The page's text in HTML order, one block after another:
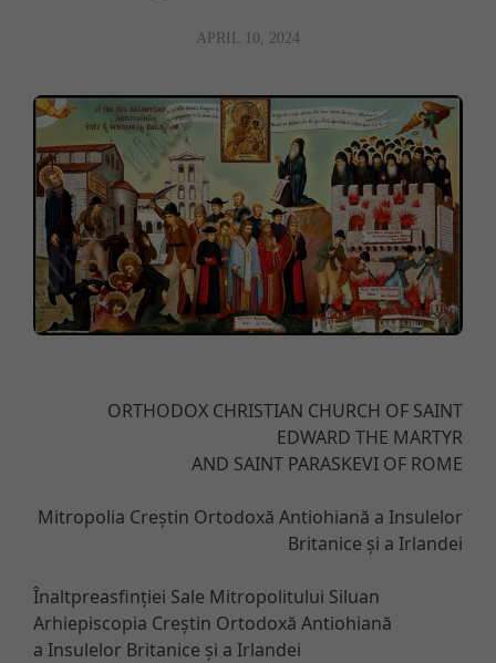
APRIL 10, 2024
ORTHODOX CHRISTIAN CHURCH OF SAINT
EDWARD THE MARTYR
AND SAINT PARASKEVI OF ROME
Mitropolia Creștin Ortodoxă Antiohiană a Insulelor
Britanice și a Irlandei
Înaltpreasfinției Sale Mitropolitului Siluan
Arhiepiscopia Creștin Ortodoxă Antiohiană
a Insulelor Britanice și a Irlandei